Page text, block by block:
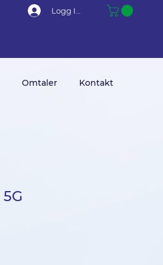
Logg Inn
Omtaler Kontakt